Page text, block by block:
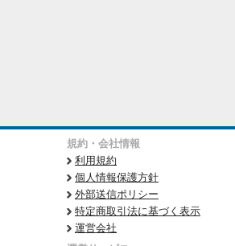
規約・会社情報
利用規約
個人情報保護方針
外部送信ポリシー
特定商取引法に基づく表示
運営会社